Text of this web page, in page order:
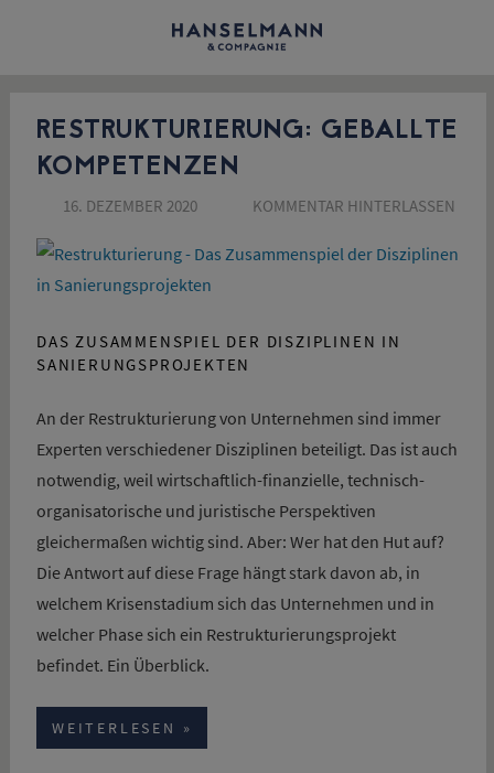
Hanselmann
Compagnie
GmbH
|
Blog
RESTRUKTURIERUNG: GEBALLTE
KOMPETENZEN
16. DEZEMBER 2020 SUSANNE SCHÖN
KOMMENTAR HINTERLASSEN
DAS ZUSAMMENSPIEL DER DISZIPLINEN IN
SANIERUNGSPROJEKTEN
An der Restrukturierung von Unternehmen sind immer
Experten verschiedener Disziplinen beteiligt. Das ist auch
notwendig, weil wirtschaftlich-finanzielle, technisch-
organisatorische und juristische Perspektiven
gleichermaßen wichtig sind. Aber: Wer hat den Hut auf?
Die Antwort auf diese Frage hängt stark davon ab, in
welchem Krisenstadium sich das Unternehmen und in
welcher Phase sich ein Restrukturierungsprojekt
befindet. Ein Überblick.
WEITERLESEN